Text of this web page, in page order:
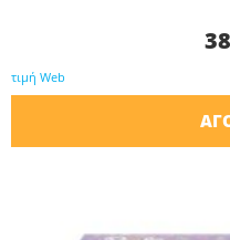
τιμή Web